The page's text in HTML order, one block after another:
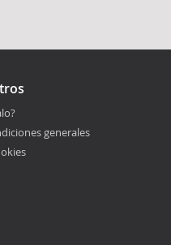
generales